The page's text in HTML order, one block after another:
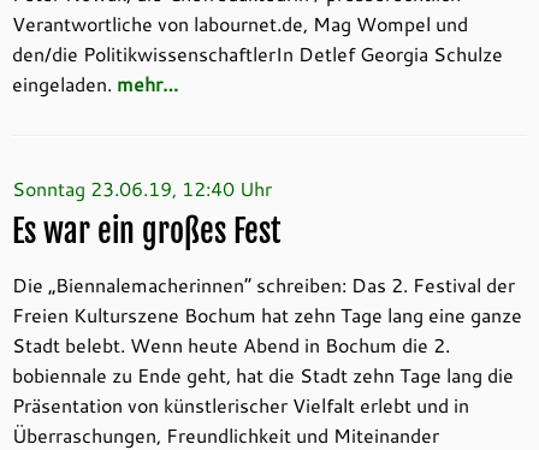
Verantwortliche von labournet.de, Mag Wompel und
den/die PolitikwissenschaftlerIn Detlef Georgia Schulze
eingeladen. mehr…
Sonntag 23.06.19, 12:40 Uhr
Es war ein großes Fest
Die „Biennalemacherinnen“ schreiben: Das 2. Festival der
Freien Kulturszene Bochum hat zehn Tage lang eine ganze
Stadt belebt. Wenn heute Abend in Bochum die 2.
bobiennale zu Ende geht, hat die Stadt zehn Tage lang die
Präsentation von künstlerischer Vielfalt erlebt und in
Überraschungen, Freundlichkeit und Miteinander